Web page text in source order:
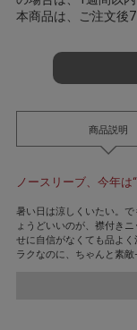
本商品は、ご注文後
商品説明
ノースリーブ、今年は
暑い日は涼しくいたい。
ょうどいいのが、襟付き
せに自信がなくても品よく
ラクなのに、ちゃんと素